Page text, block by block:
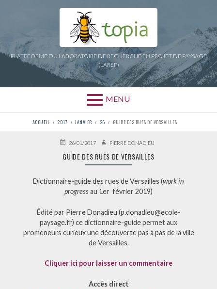
PLATEFORME DU LABORATOIRE DE RECHERCHE EN PROJET DE PAYSAGE
(LAREP)
MENU
D'ARIANE
ACCUEIL 2017 JANVIER 26 GUIDE DES RUES DE VERSAILLES
PUBLIÉ26/01/2017 AUTEURPIERRE DONADIEU
GUIDE DES RUES DE VERSAILLES
Dictionnaire-guide des rues de Versailles (work in
progressau 1er février 2019)
Édité par Pierre Donadieu (p.donadieu@ecole-
paysage.fr) ce dictionnaire-guide permet aux
promeneurs curieux une découverte pas à pas de la ville
de Versailles.
Cliquer ici pour laisser un commentaire
Accès direct